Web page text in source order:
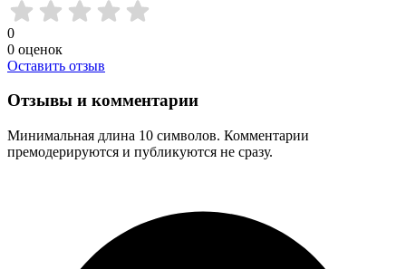
0
0 оценок
Оставить отзыв
Отзывы и комментарии
Минимальная длина 10 символов. Комментарии
премодерируются и публикуются не сразу.